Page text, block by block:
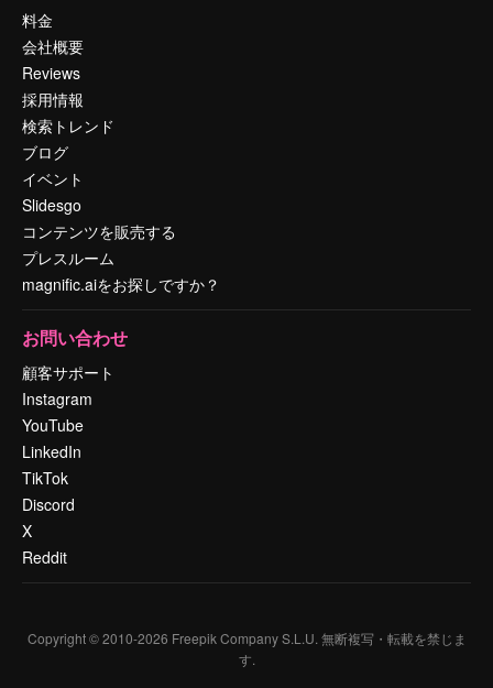
料金
会社概要
Reviews
採用情報
検索トレンド
ブログ
イベント
Slidesgo
コンテンツを販売する
プレスルーム
magnific.aiをお探しですか？
お問い合わせ
顧客サポート
Instagram
YouTube
LinkedIn
TikTok
Discord
X
Reddit
Copyright © 2010-2026 Freepik Company S.L.U. 無断複写・転載を禁じま
す.